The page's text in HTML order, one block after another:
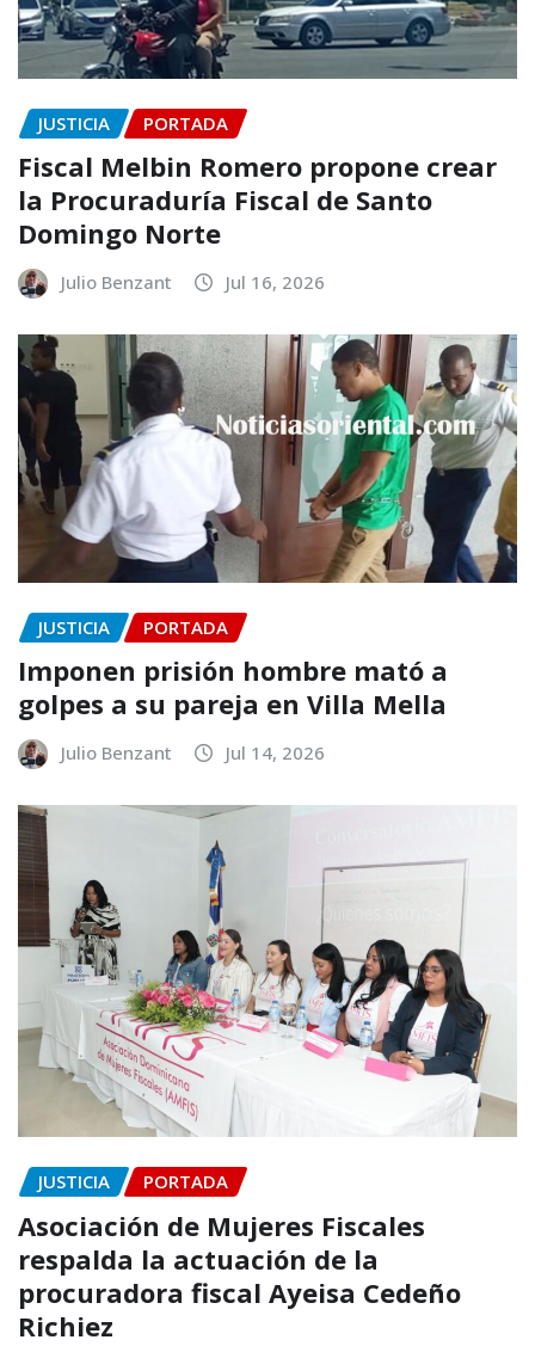
JUSTICIA PORTADA
Fiscal Melbin Romero propone crear
la Procuraduría Fiscal de Santo
Domingo Norte
Julio Benzant Jul 16, 2026
JUSTICIA PORTADA
Imponen prisión hombre mató a
golpes a su pareja en Villa Mella
Julio Benzant Jul 14, 2026
JUSTICIA PORTADA
Asociación de Mujeres Fiscales
respalda la actuación de la
procuradora fiscal Ayeisa Cedeño
Richiez